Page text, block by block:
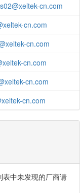
cn.com
cn.com
cn.com
cn.com
cn.com
cn.com
中未发现的厂商请